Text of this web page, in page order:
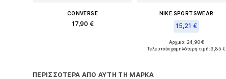
CONVERSE
17,90 €
NIKE SPORTSWEAR
15,21 €
Αρχικά: 24,90 €
Τελευταία χαμηλότερη τιμή:9,85 €
ΠΕΡΙΣΣΌΤΕΡΑ ΑΠΌ ΑΥΤΉ ΤΗ ΜΆΡΚΑ